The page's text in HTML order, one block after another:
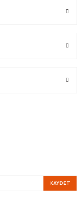
KAYDET